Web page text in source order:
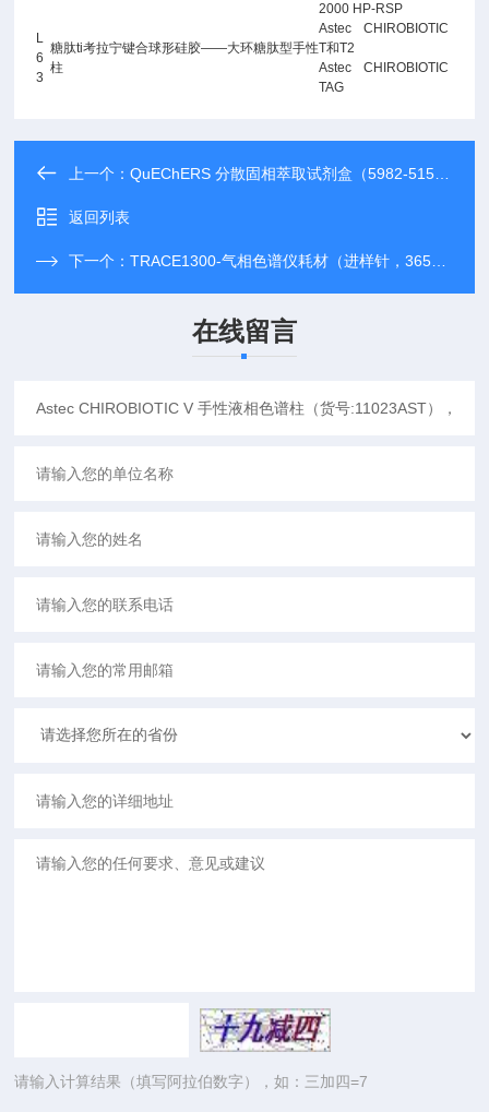
2000 HP-RSP
L
6
3
糖肽ti考拉宁键合球形硅胶——大环糖肽型手性
柱
Astec CHIROBIOTIC
T和T2
Astec CHIROBIOTIC
TAG
上一个：QuEChERS 分散固相萃取试剂盒（5982-5158,5982-5258），固相萃取装置
返回列表
下一个：TRACE1300-气相色谱仪耗材（进样针，36520060）
在线留言
请输入计算结果（填写阿拉伯数字），如：三加四=7